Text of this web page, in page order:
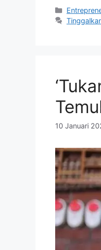
Kategori
10 Januari